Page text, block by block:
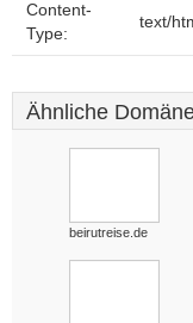
Content-
Type:
text/
Ähnliche
beirutreise.de